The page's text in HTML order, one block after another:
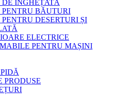
ÎNGHEȚATĂ
BĂUTURI
DESERTURI ȘI
ELECTRICE
PENTRU MAȘINI
PRODUSE